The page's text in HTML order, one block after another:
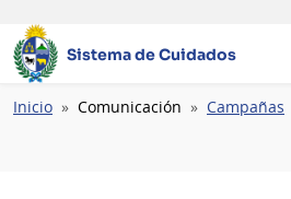
Sistema de Cuidados
Ruta
Inicio Comunicación Campañas